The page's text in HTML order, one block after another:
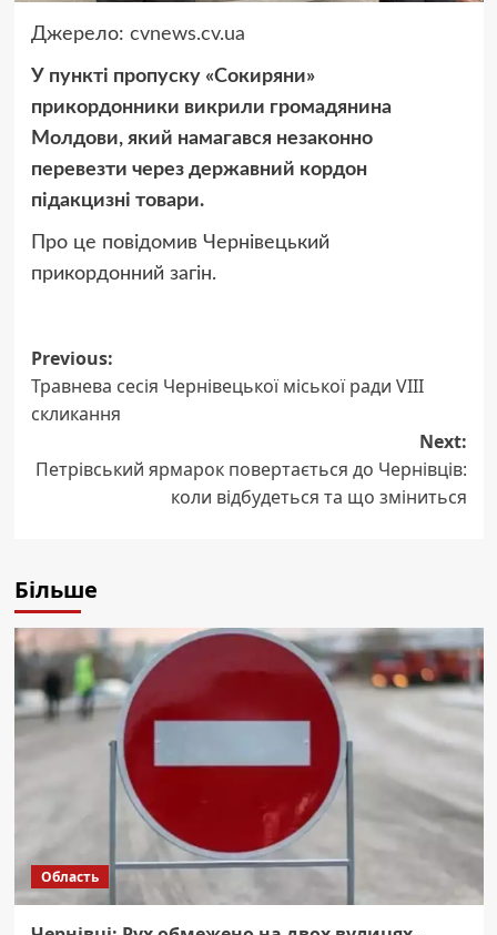
Джерело: cvnews.cv.ua
У пункті пропуску «Сокиряни»
прикордонники викрили громадянина
Молдови, який намагався незаконно
перевезти через державний кордон
підакцизні товари.
Про це повідомив Чернівецький
прикордонний загін.
Post
navigation
Previous:
Травнева сесія Чернівецької міської ради VIII
скликання
Next:
Петрівський ярмарок повертається до Чернівців:
коли відбудеться та що зміниться
Більше
Область